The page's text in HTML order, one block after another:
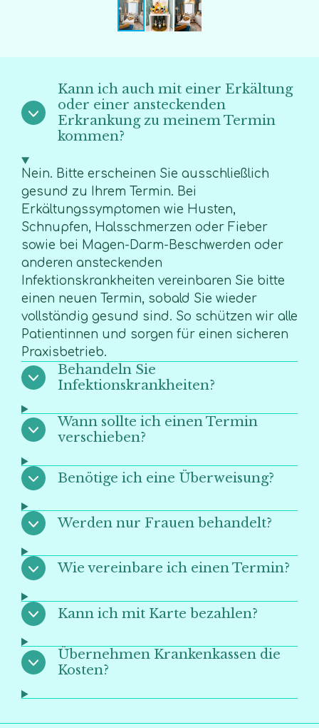
Kann ich auch mit einer Erkältung
oder einer ansteckenden
Erkrankung zu meinem Termin
kommen?
Nein. Bitte erscheinen Sie ausschließlich
gesund zu Ihrem Termin. Bei
Erkältungssymptomen wie Husten,
Schnupfen, Halsschmerzen oder Fieber
sowie bei Magen-Darm-Beschwerden oder
anderen ansteckenden
Infektionskrankheiten vereinbaren Sie bitte
einen neuen Termin, sobald Sie wieder
vollständig gesund sind. So schützen wir alle
Patientinnen und sorgen für einen sicheren
Praxisbetrieb.
Behandeln Sie
Infektionskrankheiten?
Wann sollte ich einen Termin
verschieben?
Benötige ich eine Überweisung?
Werden nur Frauen behandelt?
Wie vereinbare ich einen Termin?
Kann ich mit Karte bezahlen?
Übernehmen Krankenkassen die
Kosten?